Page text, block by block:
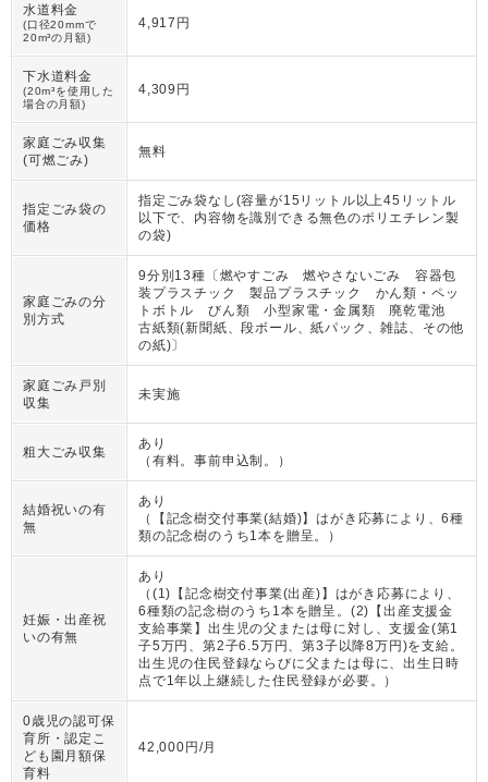
水道料金
(口径20mmで
20m³の月額)
4,917円
下水道料金
(20m³を使用した
場合の月額)
4,309円
家庭ごみ収集
(可燃ごみ)
無料
指定ごみ袋の
価格
指定ごみ袋なし(容量が15リットル以上45リットル
以下で、内容物を識別できる無色のポリエチレン製
の袋)
家庭ごみの分
別方式
9分別13種〔燃やすごみ 燃やさないごみ 容器包
装プラスチック 製品プラスチック かん類・ペッ
トボトル びん類 小型家電・金属類 廃乾電池
古紙類(新聞紙、段ボール、紙パック、雑誌、その他
の紙)〕
家庭ごみ戸別
収集
未実施
粗大ごみ収集
あり
（ 有料。事前申込制。 ）
結婚祝いの有
無
あり
（
【記念樹交付事業(結婚)】はがき応募により、6種
類の記念樹のうち1本を贈呈。
）
妊娠・出産祝
いの有無
あり
（ (1)【記念樹交付事業(出産)】はがき応募により、
6種類の記念樹のうち1本を贈呈。(2)【出産支援金
支給事業】出生児の父または母に対し、支援金(第1
子5万円、第2子6.5万円、第3子以降8万円)を支給。
出生児の住民登録ならびに父または母に、出生日時
点で1年以上継続した住民登録が必要。
）
0歳児の認可保
育所・認定こ
ども園月額保
育料
42,000円/月